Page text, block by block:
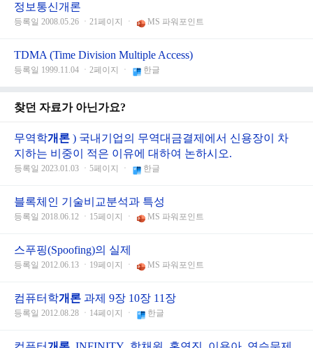
정보통신개론
등록일 2008.05.26 ㆍ21페이지 ㆍ MS 파워포인트
TDMA (Time Division Multiple Access)
등록일 1999.11.04 ㆍ2페이지 ㆍ 한글
찾던 자료가 아닌가요?
무역학개론 ) 국내기업의 무역대금결제에서 신용장이 차
지하는 비중이 적은 이유에 대하여 논하시오.
등록일 2023.01.03 ㆍ5페이지 ㆍ 한글
블록체인 기술비교분석과 특성
등록일 2018.06.12 ㆍ15페이지 ㆍ MS 파워포인트
스푸핑(Spoofing)의 실제
등록일 2012.06.13 ㆍ19페이지 ㆍ MS 파워포인트
컴퓨터학개론 과제 9장 10장 11장
등록일 2012.08.28 ㆍ14페이지 ㆍ 한글